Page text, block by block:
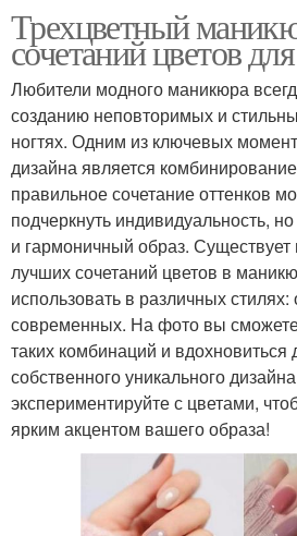
Трехцветный
сочетаний цветов
Любители модного маникюра
созданию неповторимых и
ногтях. Одним из ключевых
дизайна является
правильное сочетание оттенков
подчеркнуть индивидуальность,
и гармоничный образ.
лучших сочетаний цветов в
использовать в различных стилях:
современных. На фото вы
таких комбинаций и вдохновиться
собственного уникального
экспериментируйте с цветами,
ярким акцентом вашего образа!